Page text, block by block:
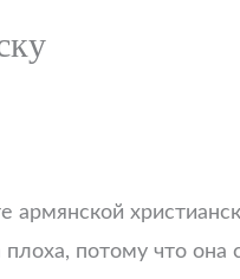
потому что